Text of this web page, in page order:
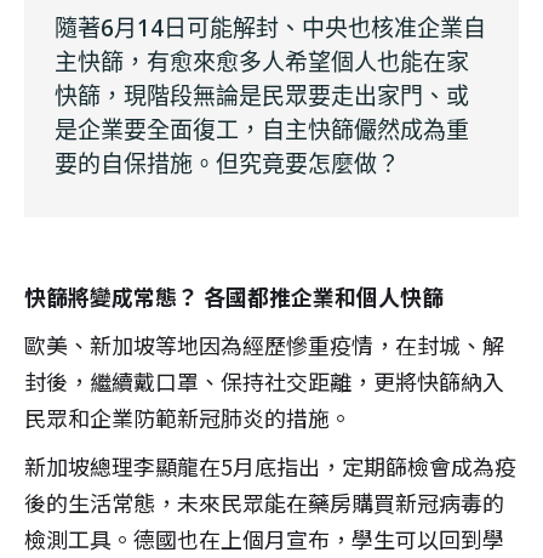
隨著6月14日可能解封、中央也核准企業自
主快篩，有愈來愈多人希望個人也能在家
快篩，現階段無論是民眾要走出家門、或
是企業要全面復工，自主快篩儼然成為重
要的自保措施。但究竟要怎麼做？
快篩將變成常態？ 各國都推企業和個人快篩
歐美、新加坡等地因為經歷慘重疫情，在封城、解
封後，繼續戴口罩、保持社交距離，更將快篩納入
民眾和企業防範新冠肺炎的措施。
新加坡總理李顯龍在5月底指出，定期篩檢會成為疫
後的生活常態，未來民眾能在藥房購買新冠病毒的
檢測工具。德國也在上個月宣布，學生可以回到學